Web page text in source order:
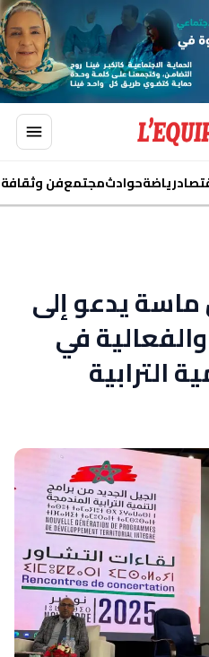
رياضةحوادثمجتمعفن وثقافة
يدعو إلى
والفعالية في
الترابية